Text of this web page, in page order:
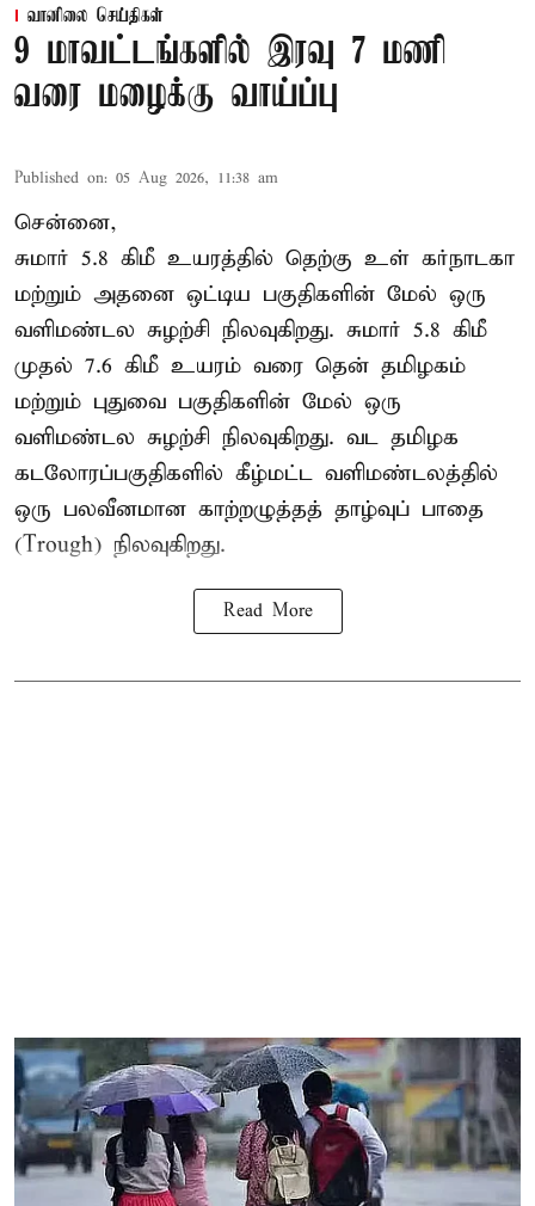
வானிலை செய்திகள்
9 மாவட்டங்களில் இரவு 7 மணி
வரை மழைக்கு வாய்ப்பு
Published on: 05 Aug 2026, 11:38 am
சென்னை,
சுமார் 5.8 கிமீ உயரத்தில் தெற்கு உள் கர்நாடகா
மற்றும் அதனை ஒட்டிய பகுதிகளின் மேல் ஒரு
வளிமண்டல சுழற்சி நிலவுகிறது. சுமார் 5.8 கிமீ
முதல் 7.6 கிமீ உயரம் வரை தென் தமிழகம்
மற்றும் புதுவை பகுதிகளின் மேல் ஒரு
வளிமண்டல சுழற்சி நிலவுகிறது. வட தமிழக
கடலோரப்பகுதிகளில் கீழ்மட்ட வளிமண்டலத்தில்
ஒரு பலவீனமான காற்றழுத்தத் தாழ்வுப் பாதை
(Trough) நிலவுகிறது.
Read More